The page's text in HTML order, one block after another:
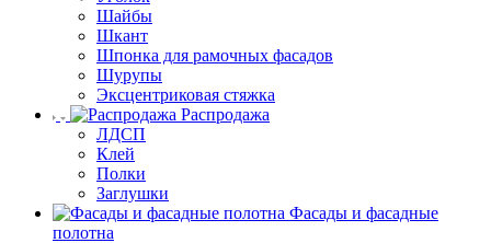
Шайбы
Шкант
Шпонка для рамочных фасадов
Шурупы
Эксцентриковая стяжка
Распродажа
ЛДСП
Клей
Полки
Заглушки
Фасады и фасадные
полотна